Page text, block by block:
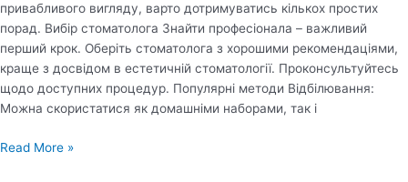
привабливого вигляду, варто дотримуватись кількох простих
порад. Вибір стоматолога Знайти професіонала – важливий
перший крок. Оберіть стоматолога з хорошими рекомендаціями,
краще з досвідом в естетичній стоматології. Проконсультуйтесь
щодо доступних процедур. Популярні методи Відбілювання:
Можна скористатися як домашніми наборами, так і
Секрети
Read More »